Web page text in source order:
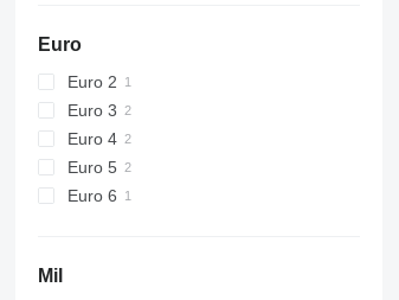
Euro
Euro 2
Euro 3
Euro 4
Euro 5
Euro 6
Mil